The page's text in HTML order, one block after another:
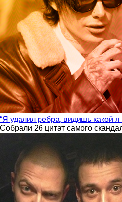
“Я удалил ребра, видишь какой я
Собрали 26 цитат самого